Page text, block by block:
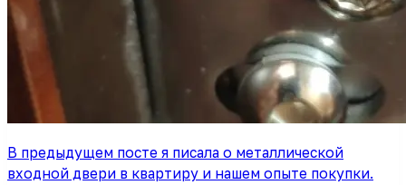
В предыдущем посте я писала о металлической
входной двери в квартиру и нашем опыте покупки.